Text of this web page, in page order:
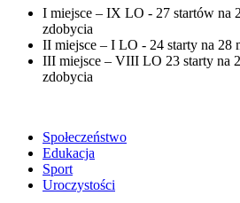
I miejsce – IX LO - 27 startów na
zdobycia
II miejsce – I LO - 24 starty na 28
III miejsce – VIII LO 23 starty na
zdobycia
Społeczeństwo
Edukacja
Sport
Uroczystości